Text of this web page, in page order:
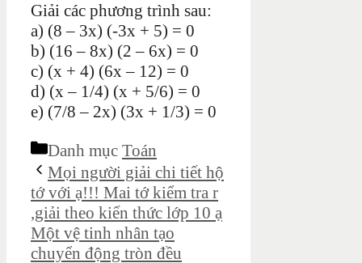
Giải các phương trình sau:
a) (8 – 3x) (-3x + 5) = 0
b) (16 – 8x) (2 – 6x) = 0
c) (x + 4) (6x – 12) = 0
d) (x – 1/4) (x + 5/6) = 0
e) (7/8 – 2x) (3x + 1/3) = 0
Danh mục Toán
Mọi người giải chi tiết hộ
tớ với ạ!!! Mai tớ kiểm tra r
,giải theo kiến thức lớp 10 ạ
Một vệ tinh nhân tạo
chuyển động tròn đều